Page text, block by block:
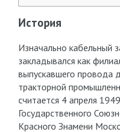
История
Изначально кабельный
закладывался как
выпускавшего провода
тракторной
считается 4 апреля
Государственного
Красного Знамени